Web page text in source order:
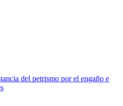
del petrismo por el engaño e